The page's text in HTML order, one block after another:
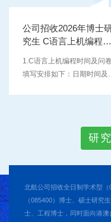
公司招收2026年博士
究生 C语言上机编程时
1.C语言上机编程时间及问卷
填写安排如下：日期时间及内
16:30 正式考试（1.5小时）
机试1考场（1-35号）北航
司路校区新北区 15 宿舍 B1
层（010 房间）1.现场报道
进场前需签字。4.考生根据
场序号就坐。（考场序号与
场机位号一一对应。）
研
北航公司招收全日制学术型
（085400）博士、硕士研究
士、工程博士，同时面向港澳